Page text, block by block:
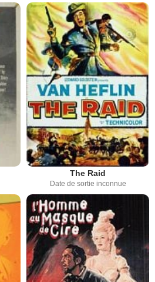
The Raid
Date de sortie inconnue